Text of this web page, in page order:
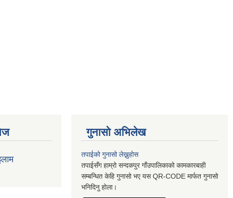
गुनासो अभिलेख
तपाईको गुनासो लेख्नुहोस
तपाईसँग हाम्रो सन्दकपुर गाँउपालिकाको कामकारबाही
सम्बन्धित केहि गुनासो भए यस QR-CODE मार्फत गुनासो
भनिदिनु होला।